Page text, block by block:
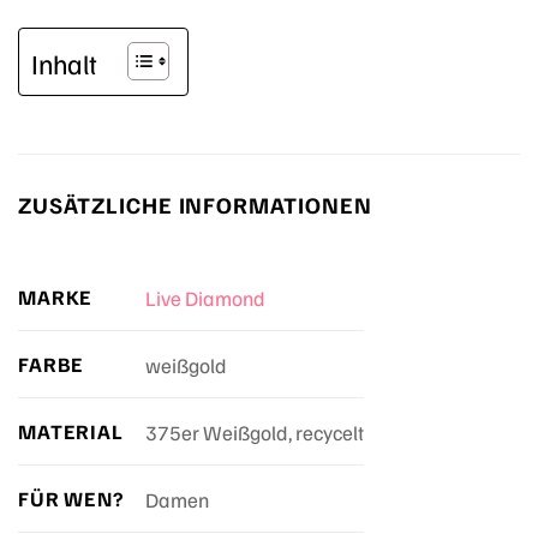
Inhalt
ZUSÄTZLICHE INFORMATIONEN
MARKE Live Diamond
FARBE weißgold
MATERIAL 375er Weißgold, recycelt
FÜR WEN? Damen